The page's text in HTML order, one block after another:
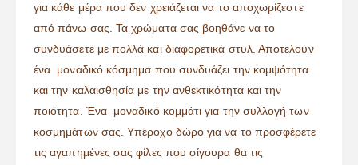
για κάθε μέρα που δεν χρειάζεται να το αποχωρίζεστε
από πάνω σας. Τα χρώματα σας βοηθάνε να το
συνδυάσετε με πολλά και διαφορετικά στυλ. Αποτελούν
ένα μοναδικό κόσμημα που συνδυάζει την κομψότητα
και την καλαισθησία με την ανθεκτικότητα και την
ποιότητα. Ένα μοναδικό κομμάτι για την συλλογή των
κοσμημάτων σας. Υπέροχο δώρο για να το προσφέρετε
τις αγαπημένες σας φίλες που σίγουρα θα τις